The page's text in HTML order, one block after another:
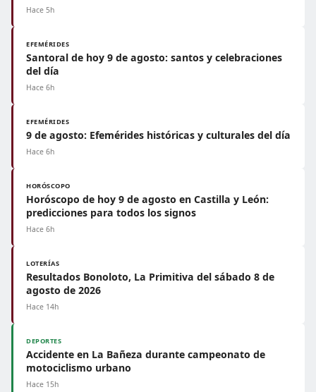
Hace 5h
EFEMÉRIDES
Santoral de hoy 9 de agosto: santos y celebraciones
del día
Hace 6h
EFEMÉRIDES
9 de agosto: Efemérides históricas y culturales del día
Hace 6h
HORÓSCOPO
Horóscopo de hoy 9 de agosto en Castilla y León:
predicciones para todos los signos
Hace 6h
LOTERÍAS
Resultados Bonoloto, La Primitiva del sábado 8 de
agosto de 2026
Hace 14h
DEPORTES
Accidente en La Bañeza durante campeonato de
motociclismo urbano
Hace 15h